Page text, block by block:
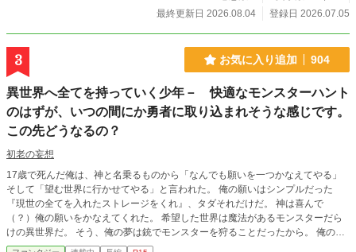
は、異世界で初めて「帰りたい場所」を知る。 これは、喪失
こそ、誰かを帰すために鳴る。
最終更新日 2026.08.04
登録日 2026.07.05
3 お気に入り追加 904
異世界へ全てを持っていく少年－ 快適なモンスターハント
のはずが、いつの間にか勇者に取り込まれそうな感じです。
この先どうなるの？
初老の妄想
17歳で死んだ俺は、神と名乗るものから「なんでも願いを一つかなえてやる」
そして「望む世界に行かせてやる」と言われた。 俺の願いはシンプルだった
『現世の全てを入れたストレージをくれ』、タダそれだけだ。 神は喜んで
（？）俺の願いをかなえてくれた。 希望した世界は魔法があるモンスターだら
けの異世界だ。 そう、俺の夢は銃でモンスターを狩ることだったから。 俺の旅
は始まったところだが、この異世界には希望通り魔法とモンスターが溢れてい